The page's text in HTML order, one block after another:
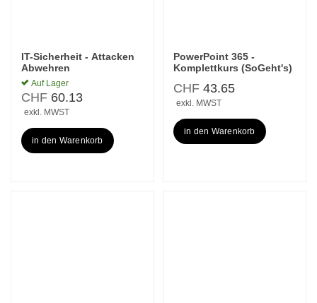
IT-Sicherheit - Attacken
Abwehren
Auf Lager
CHF 60.13
exkl. MWST
in den Warenkorb
PowerPoint 365 -
Komplettkurs (SoGeht's)
CHF43.65
exkl. MWST
in den Warenkorb